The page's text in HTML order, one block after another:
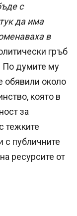
с
да има
в
гръб
По думите му
обявили около
която в
за
тежките
с публичните
ресурсите от